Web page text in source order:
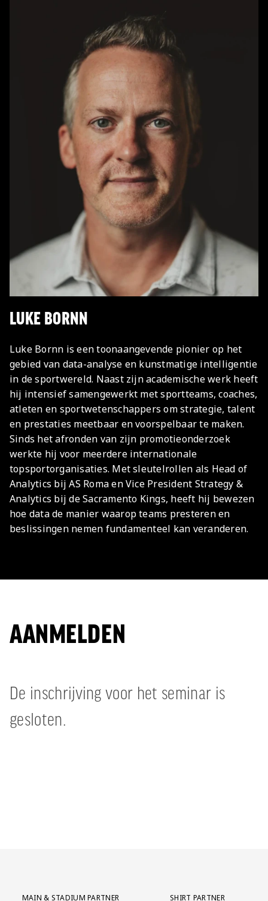
LUKE BORNN
Luke Bornn is een toonaangevende pionier op het
gebied van data-analyse en kunstmatige intelligentie
in de sportwereld. Naast zijn academische werk heeft
hij intensief samengewerkt met sportteams, coaches,
atleten en sportwetenschappers om strategie, talent
en prestaties meetbaar en voorspelbaar te maken.
Sinds het afronden van zijn promotieonderzoek
werkte hij voor meerdere internationale
topsportorganisaties. Met sleutelrollen als Head of
Analytics bij AS Roma en Vice President Strategy &
Analytics bij de Sacramento Kings, heeft hij bewezen
hoe data de manier waarop teams presteren en
beslissingen nemen fundamenteel kan veranderen.
AANMELDEN
De inschrijving voor het seminar is
gesloten.
Partner Logos Grid
MAIN & STADIUM PARTNER
SHIRT PARTNER